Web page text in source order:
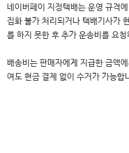
네이버페이 지정택배는 운영 규격
집화 불가 처리되거나 택배기사가
를 하지 못한 후 추가 운송비를 요
배송비는 판매자에게 지급한 금액
여도 현금 결제 없이 수거가 가능합